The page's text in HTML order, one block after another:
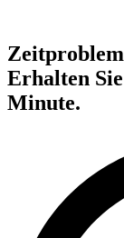
Erhalten
Minute.